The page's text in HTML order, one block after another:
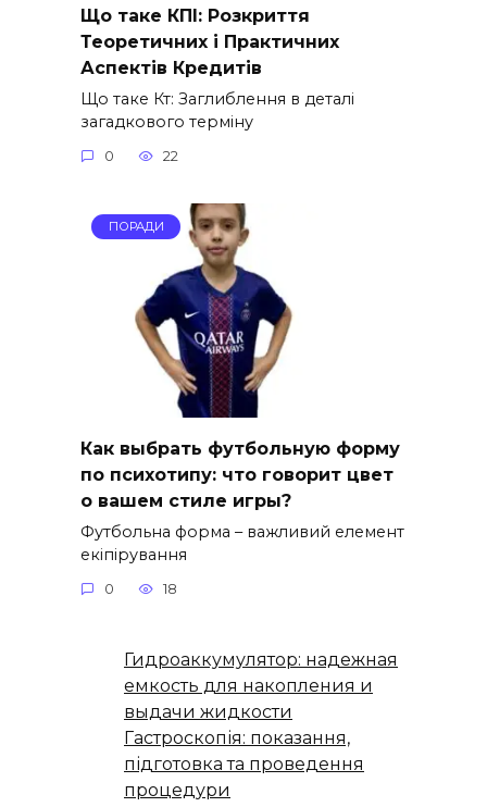
Що таке КПІ: Розкриття
Теоретичних і Практичних
Аспектів Кредитів
Що таке Кт: Заглиблення в деталі
загадкового терміну
0 22
ПОРАДИ
Как выбрать футбольную форму
по психотипу: что говорит цвет
о вашем стиле игры?
Футбольна форма – важливий елемент
екіпірування
0 18
Гидроаккумулятор: надежная
емкость для накопления и
выдачи жидкости
Гастроскопія: показання,
підготовка та проведення
процедури